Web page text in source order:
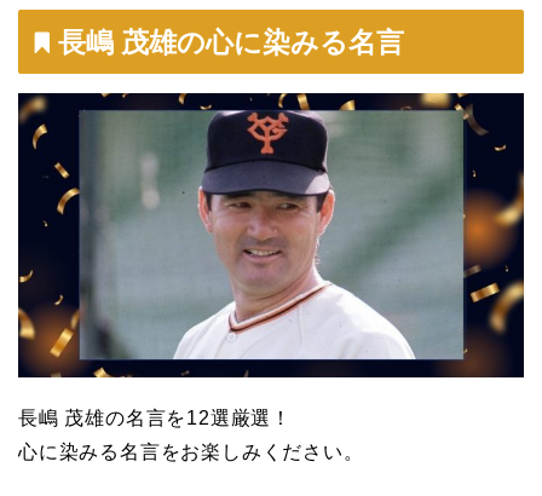
長嶋 茂雄の心に染みる名言
長嶋 茂雄の名言を12選厳選！
心に染みる名言をお楽しみください。